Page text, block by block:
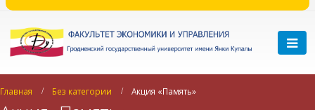
Главная Без категории Акция «Память»